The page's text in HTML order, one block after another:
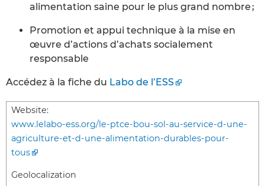
alimentation saine pour le plus grand nombre ;
Promotion et appui technique à la mise en
œuvre d’actions d’achats socialement
responsable
Accédez à la fiche du Labo de l’ESS
Website:
www.lelabo-ess.org/le-ptce-bou-sol-au-service-d-une-
agriculture-et-d-une-alimentation-durables-pour-
tous
Geolocalization